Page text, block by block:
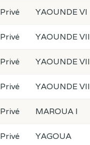
Privé YAOUNDE VI
Privé YAOUNDE VII
Privé YAOUNDE VII
Privé YAOUNDE VII
Privé MAROUA I
Privé YAGOUA